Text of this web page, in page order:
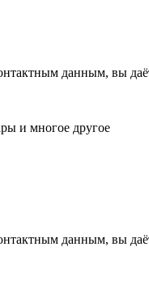
данным, вы
и многое другое
данным, вы